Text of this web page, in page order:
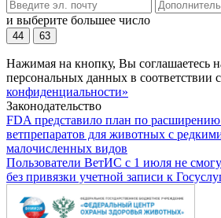
и выберите большее число
44 63
Нажимая на кнопку, Вы соглашаетесь
персональных данных в соответствии с
конфиденциальности»
Законодательство
FDA представило план по расширению
ветпрепаратов для животных с
малочисленных видов
Пользователи ВетИС с 1 июля не
без привязки учетной записи к